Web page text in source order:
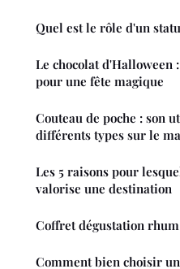
Quel est le rôle d'un
Le chocolat d'Halloween
pour une fête magique
Couteau de poche : son
différents types sur le
Les 5 raisons pour
valorise une destination
Coffret dégustation
Comment bien choisir